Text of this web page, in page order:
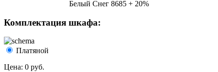
Белый Снег 8685 + 20%
Комплектация шкафа:
Платяной
Цена: 0 руб.